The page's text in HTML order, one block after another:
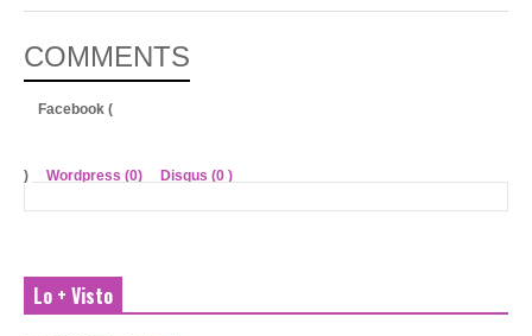
COMMENTS
Facebook (
) Wordpress (0) Disqus (0 )
Lo + Visto